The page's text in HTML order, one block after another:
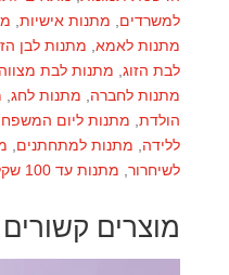
צבעוני
למשרדים, מתנות אישיות,
מתנות לאמא, מתנות לבן
לבת הזוג, מתנות לבת מצווה
מתנות לחברה, מתנות לחג,
הולדת, מתנות ליום
ללידה, מתנות למתחתנים,
לשיחרור, מתנות עד 100 שקל
מוצרים קשורים